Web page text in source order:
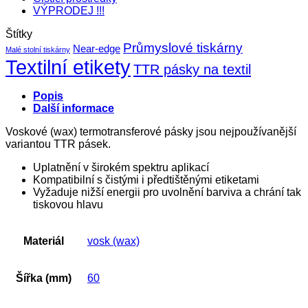
VÝPRODEJ !!!
Štítky
Malé stolní tiskárny Near-edge Průmyslové tiskárny
Textilní etiketyTTR pásky na textil
Popis
Další informace
Voskové (wax) termotransferové pásky jsou nejpoužívanější
variantou TTR pásek.
Uplatnění v širokém spektru aplikací
Kompatibilní s čistými i předtištěnými etiketami
Vyžaduje nižší energii pro uvolnění barviva a chrání tak
tiskovou hlavu
Materiál vosk (wax)
Šířka (mm) 60